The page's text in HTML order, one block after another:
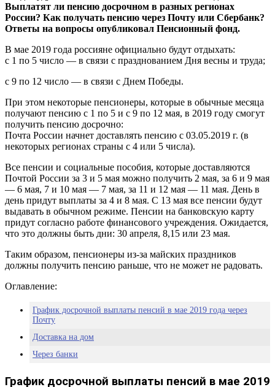
Выплатят ли пенсию досрочном в разных регионах
России? Как получать пенсию через Почту или Сбербанк?
Ответы на вопросы опубликовал Пенсионный фонд.
В мае 2019 года россияне официально будут отдыхать:
с 1 по 5 число — в связи с празднованием Дня весны и труда;
с 9 по 12 число — в связи с Днем Победы.
При этом некоторые пенсионеры, которые в обычные месяца
получают пенсию с 1 по 5 и с 9 по 12 мая, в 2019 году смогут
получить пенсию досрочно:
Почта России начнет доставлять пенсию с 03.05.2019 г. (в
некоторых регионах страны с 4 или 5 числа).
Все пенсии и социальные пособия, которые доставляются
Почтой России за 3 и 5 мая можно получить 2 мая, за 6 и 9 мая
— 6 мая, 7 и 10 мая — 7 мая, за 11 и 12 мая — 11 мая. День в
день придут выплаты за 4 и 8 мая. С 13 мая все пенсии будут
выдавать в обычном режиме. Пенсии на банковскую карту
придут согласно работе финансового учреждения. Ожидается,
что это должны быть дни: 30 апреля, 8,15 или 23 мая.
Таким образом, пенсионеры из-за майских праздников
должны получить пенсию раньше, что не может не радовать.
Оглавление:
График досрочной выплаты пенсий в мае 2019 года через
Почту
Доставка на дом
Через банки
График досрочной выплаты пенсий в мае 2019